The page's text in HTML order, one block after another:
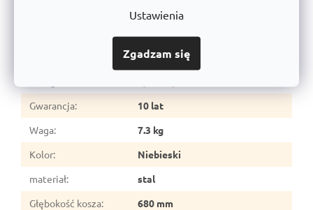
Ustawienia
Zgadzam się
rozwiązanie, które będzie trwałe - już dziś zamów
wytrzymały kosz do sztaplowania.
Parametry dodatkowe
Gwarancja:
10 lat
Waga:
7.3 kg
Kolor:
Niebieski
materiał:
stal
Głębokość kosza:
680 mm